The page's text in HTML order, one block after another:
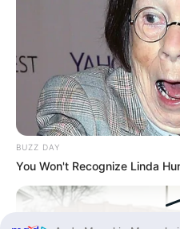
BUZZ DAY
You Won't Recognize Linda